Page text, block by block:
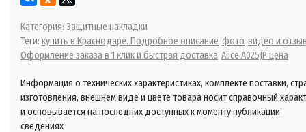
Категория: Защитные накладки
Теги: купить в Краснодаре. Подробное описание фото видео и
Оформление заказа в 1 клик и быстрая доставка Alice A025JP цена
Информация о технических характеристиках, комплекте поставки,
изготовления, внешнем виде и цвете товара носит справочный
и основывается на последних доступных к моменту публикации
сведениях